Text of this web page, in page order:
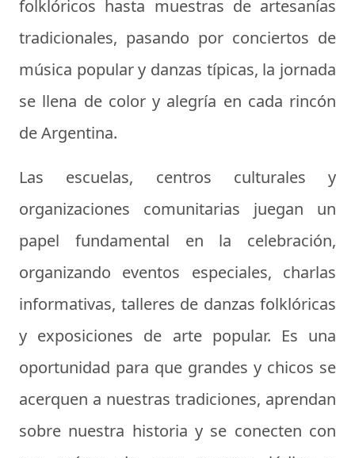
folklóricos hasta muestras de artesanías
tradicionales, pasando por conciertos de
música popular y danzas típicas, la jornada
se llena de color y alegría en cada rincón
de Argentina.
Las escuelas, centros culturales y
organizaciones comunitarias juegan un
papel fundamental en la celebración,
organizando eventos especiales, charlas
informativas, talleres de danzas folklóricas
y exposiciones de arte popular. Es una
oportunidad para que grandes y chicos se
acerquen a nuestras tradiciones, aprendan
sobre nuestra historia y se conecten con